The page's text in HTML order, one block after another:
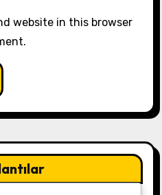
website in this browser